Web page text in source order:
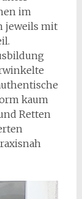
im
jeweils mit
kaum
Retten